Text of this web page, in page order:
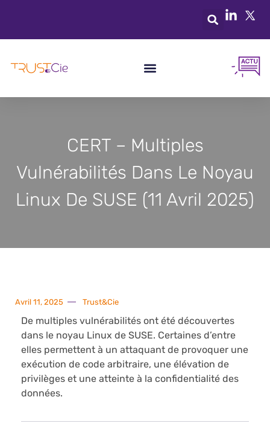
CERT – Multiples
Vulnérabilités Dans Le Noyau
Linux De SUSE (11 Avril 2025)
Avril 11, 2025 Trust&Cie
De multiples vulnérabilités ont été découvertes
dans le noyau Linux de SUSE. Certaines d’entre
elles permettent à un attaquant de provoquer une
exécution de code arbitraire, une élévation de
privilèges et une atteinte à la confidentialité des
données.